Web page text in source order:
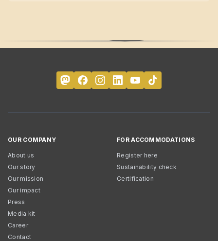
OUR COMPANY
About us
Our story
Our mission
Our impact
Press
Media kit
Career
Contact
FOR ACCOMMODATIONS
Register here
Sustainability check
Certification